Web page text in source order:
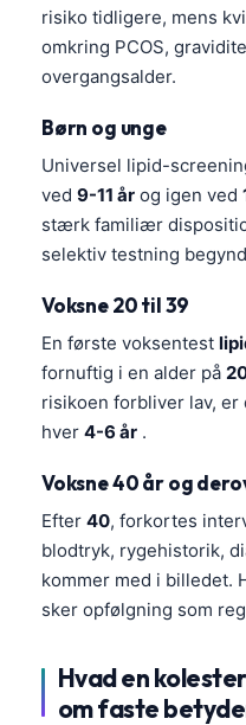
risiko tidligere, mens
omkring PCOS,
overgangsalder.
Børn og unge
Universel lipid-
ved 9-11 år og igen ved
stærk familiær
selektiv testning
Voksne 20 til 39
En første voksentest
fornuftig i en alder på
risikoen forbliver lav,
hver 4-6 år .
Voksne 40 år og
Efter 40, forkortes
blodtryk, rygehistorik,
kommer med i billedet.
sker opfølgning som
Hvad en
om faste